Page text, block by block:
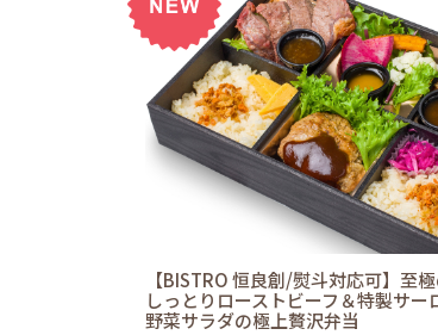
【BISTRO 恒良創/熨斗対応可】至
しっとりローストビーフ＆特製サー
野菜サラダの極上贅沢弁当